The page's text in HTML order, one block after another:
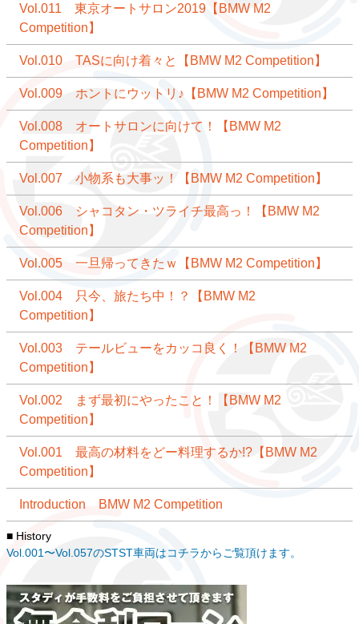
Vol.011 東京オートサロン2019【BMW M2
Competition】
Vol.010 TASに向け着々と【BMW M2 Competition】
Vol.009 ホントにウットリ♪【BMW M2 Competition】
Vol.008 オートサロンに向けて！【BMW M2
Competition】
Vol.007 小物系も大事ッ！【BMW M2 Competition】
Vol.006 シャコタン・ツライチ最高っ！【BMW M2
Competition】
Vol.005 一旦帰ってきたｗ【BMW M2 Competition】
Vol.004 只今、旅たち中！？【BMW M2
Competition】
Vol.003 テールビューをカッコ良く！【BMW M2
Competition】
Vol.002 まず最初にやったこと！【BMW M2
Competition】
Vol.001 最高の材料をどー料理するか!?【BMW M2
Competition】
Introduction BMW M2 Competition
■ History
Vol.001〜Vol.057のSTST車両はコチラからご覧頂けます。